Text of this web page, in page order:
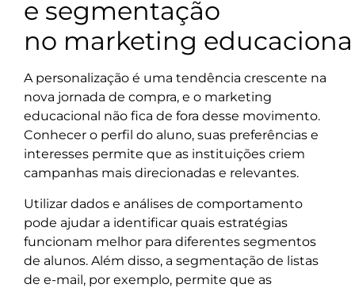
e segmentação
no marketing
A personalização é uma tendência crescente na
nova jornada de compra, e o marketing
educacional não fica de fora desse movimento.
Conhecer o perfil do aluno, suas preferências e
interesses permite que as instituições criem
campanhas mais direcionadas e relevantes.
Utilizar dados e análises de comportamento
pode ajudar a identificar quais estratégias
funcionam melhor para diferentes segmentos
de alunos. Além disso, a segmentação de listas
de e-mail, por exemplo, permite que as